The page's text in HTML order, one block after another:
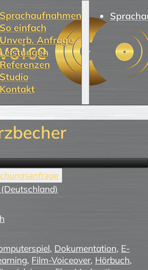
Sprachaufnahmen
So einfach
Unverb. Anfrage
Referenzen
Studio
Kontakt
, Dokumentation, E-
, Film-Voiceover, Hörbuch,